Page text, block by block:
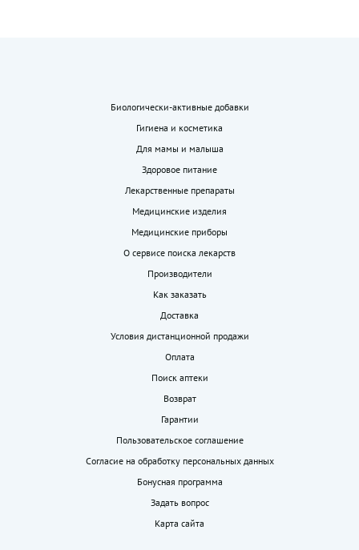
Биологически-активные добавки
Гигиена и косметика
Для мамы и малыша
Здоровое питание
Лекарственные препараты
Медицинские изделия
Медицинские приборы
О сервисе поиска лекарств
Производители
Как заказать
Доставка
Условия дистанционной продажи
Оплата
Поиск аптеки
Возврат
Гарантии
Пользовательское соглашение
Согласие на обработку персональных данных
Бонусная программа
Задать вопрос
Карта сайта